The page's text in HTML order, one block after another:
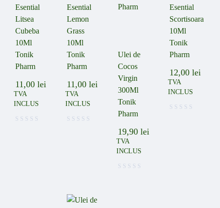
Esential
Litsea
Cubeba
10Ml
Tonik
Pharm
11,00 lei
TVA
INCLUS
Esential
Lemon
Grass
10Ml
Tonik
Pharm
11,00 lei
TVA
INCLUS
Ulei de
Cocos
Virgin
300Ml
Tonik
Pharm
19,90 lei
TVA
INCLUS
Esential
Scortisoara
10Ml
Tonik
Pharm
12,00 lei
TVA
INCLUS